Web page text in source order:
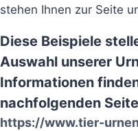
stehen Ihnen zur Seite
Diese Beispiele
Auswahl unserer
Informationen
nachfolgenden
https://www.tier-